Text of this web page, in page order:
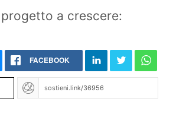
a crescere:
FACEBOOK